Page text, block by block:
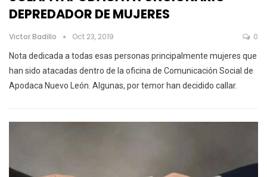
DEPREDADOR DE MUJERES
Victor Badillo Oct 23, 2019 0
Nota dedicada a todas esas personas principalmente mujeres que
han sido atacadas dentro de la oficina de Comunicación Social de
Apodaca Nuevo León. Algunas, por temor han decidido callar.